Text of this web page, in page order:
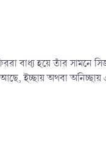
বাধ্য হয়ে তাঁর সামনে
ইচ্ছায় অথবা অনিচ্ছায়